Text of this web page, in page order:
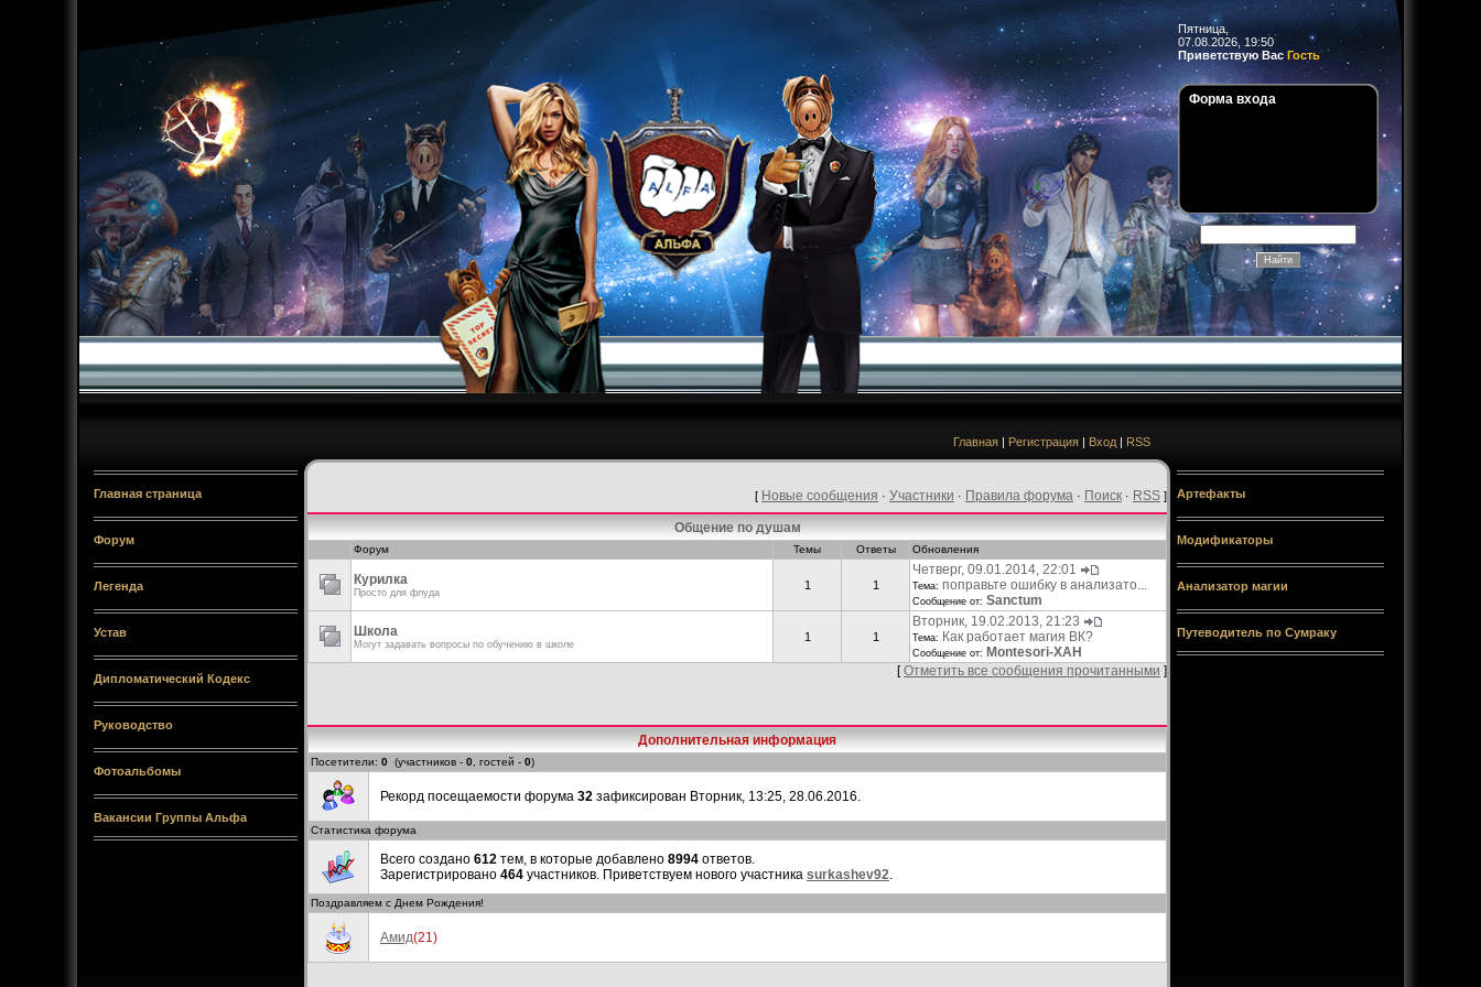
Пятница,
07.08.2026, 19:50
Приветствую Вас Гость
Форма входа
Главная | Регистрация | Вход | RSS
Главная страница
Форум
Легенда
Устав
Дипломатический Кодекс
Руководство
Фотоальбомы
Вакансии Группы Альфа
[ Новые сообщения · Участники · Правила форума · Поиск · RSS ]
Общение по душам
Форум Темы Ответы Обновления
Курилка
Просто для флуда
1 1
Четверг, 09.01.2014, 22:01
Тема: поправьте ошибку в анализато...
Сообщение от: Sanctum
Школа
Могут задавать вопросы по обучению в школе
1 1
Вторник, 19.02.2013, 21:23
Тема: Как работает магия ВК?
Сообщение от: Montesori-XAH
[Отметить все сообщения прочитанными ]
Дополнительная информация
Посетители: 0 (участников - 0 , гостей - 0)
Рекорд посещаемости форума 32 зафиксирован Вторник, 13:25, 28.06.2016.
Статистика форума
Всего создано 612 тем, в которые добавлено 8994 ответов.
Зарегистрировано 464 участников. Приветствуем нового участника surkashev92.
Поздравляем с Днем Рождения!
Амид(21)
Артефакты
Модификаторы
Анализатор магии
Путеводитель по Сумраку